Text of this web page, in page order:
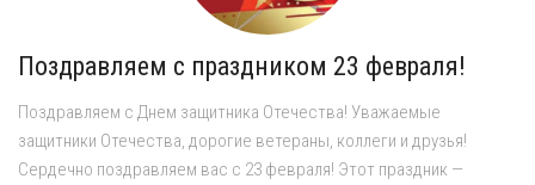
Поздравляем с праздником 23 февраля!
Поздравляем с Днем защитника Отечества! Уважаемые
защитники Отечества, дорогие ветераны, коллеги и друзья!
Сердечно поздравляем вас с 23 февраля! Этот праздник —